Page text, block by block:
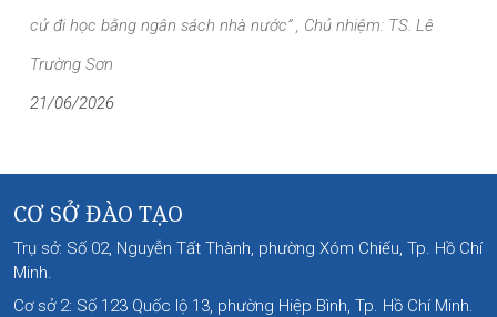
cử đi học bằng ngân sách nhà nước” , Chủ nhiệm: TS. Lê
Trường Sơn
21/06/2026
CƠ SỞ ĐÀO TẠO
Trụ sở: Số 02, Nguyễn Tất Thành, phường Xóm Chiếu, Tp. Hồ Chí
Minh.
Cơ sở 2: Số 123 Quốc lộ 13, phường Hiệp Bình, Tp. Hồ Chí Minh.